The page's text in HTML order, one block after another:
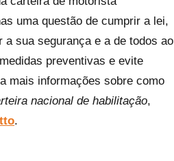
uma questão de cumprir a lei,
a sua segurança e a de todos ao
preventivas e evite
mais informações sobre como
nacional de habilitação,
.